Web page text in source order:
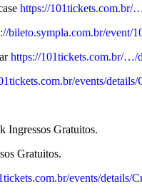
https://
bileto.sympla.com.br/event/
https://101tickets.com.br/…/
events/
Ingressos Gratuitos.
Gratuitos.
events/details/